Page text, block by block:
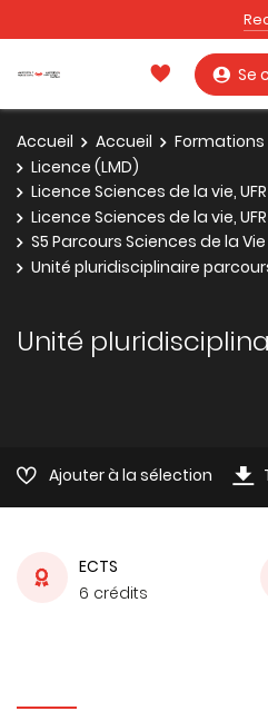
Se
Accueil Accueil Formations
Licence (LMD)
Licence Sciences de la vie,
Licence Sciences de la vie,
S5 Parcours Sciences de la
Unité pluridisciplinaire
Unité
Ajouter à la sélection
ECTS
6 crédits